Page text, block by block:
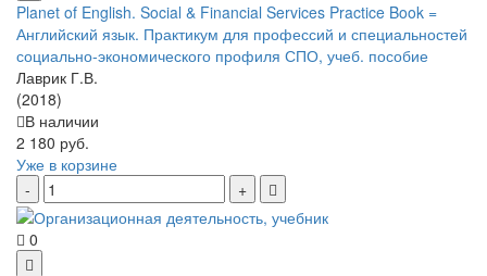
Planet of English. Social & Financial Services Practice Book =
Английский язык. Практикум для профессий и специальностей
социально-экономического профиля СПО, учеб. пособие
Лаврик Г.В.
(2018)
В наличии
2 180 руб.
Уже в корзине
0